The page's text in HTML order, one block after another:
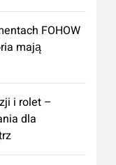
FOHOW
mają
i rolet –
dla